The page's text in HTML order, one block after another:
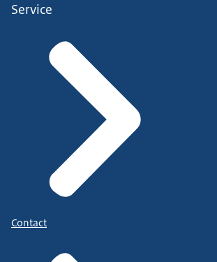
Service
Contact